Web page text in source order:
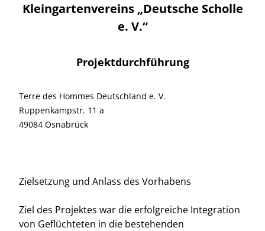
Kleingartenvereins „Deutsche Scholle
e. V.“
Projektdurchführung
Terre des Hommes Deutschland e. V.
Ruppenkampstr. 11 a
49084 Osnabrück
Zielsetzung und Anlass des Vorhabens
Ziel des Projektes war die erfolgreiche Integration
von Geflüchteten in die bestehenden